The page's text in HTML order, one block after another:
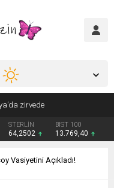
zirvede
STERLİN
64,2502
BIST 100
13.769,40
Vasiyetini Açıkladı!